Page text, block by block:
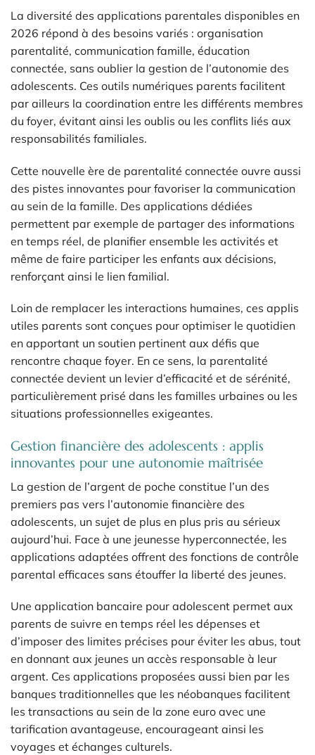
La diversité des applications parentales disponibles en
2026 répond à des besoins variés : organisation
parentalité, communication famille, éducation
connectée, sans oublier la gestion de l’autonomie des
adolescents. Ces outils numériques parents facilitent
par ailleurs la coordination entre les différents membres
du foyer, évitant ainsi les oublis ou les conflits liés aux
responsabilités familiales.
Cette nouvelle ère de parentalité connectée ouvre aussi
des pistes innovantes pour favoriser la communication
au sein de la famille. Des applications dédiées
permettent par exemple de partager des informations
en temps réel, de planifier ensemble les activités et
même de faire participer les enfants aux décisions,
renforçant ainsi le lien familial.
Loin de remplacer les interactions humaines, ces applis
utiles parents sont conçues pour optimiser le quotidien
en apportant un soutien pertinent aux défis que
rencontre chaque foyer. En ce sens, la parentalité
connectée devient un levier d’efficacité et de sérénité,
particulièrement prisé dans les familles urbaines ou les
situations professionnelles exigeantes.
Gestion financière des adolescents : applis
innovantes pour une autonomie maîtrisée
La gestion de l’argent de poche constitue l’un des
premiers pas vers l’autonomie financière des
adolescents, un sujet de plus en plus pris au sérieux
aujourd’hui. Face à une jeunesse hyperconnectée, les
applications adaptées offrent des fonctions de contrôle
parental efficaces sans étouffer la liberté des jeunes.
Une application bancaire pour adolescent permet aux
parents de suivre en temps réel les dépenses et
d’imposer des limites précises pour éviter les abus, tout
en donnant aux jeunes un accès responsable à leur
argent. Ces applications proposées aussi bien par les
banques traditionnelles que les néobanques facilitent
les transactions au sein de la zone euro avec une
tarification avantageuse, encourageant ainsi les
voyages et échanges culturels.